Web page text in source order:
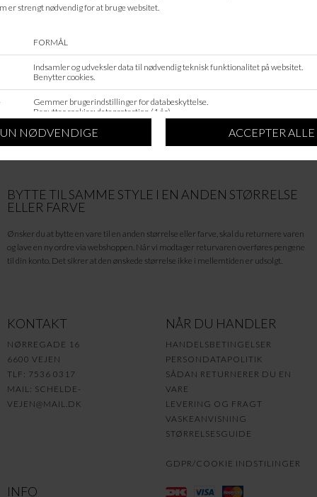
Returnering skal ske til nedenstående adresse:
6600 Vejen
OBS: Vi tager vi ikke imod returvarer sendt til en pakkeboks. Alle returvarer skal
sendes direkte til vores adresse ellers vil der blive modregnet en fragtomkostning i
returvarernes pris.
Du kan ikke fortryde ved blot at nægte modtagelse af din pakke eller lade være med at
hente den. Giv-gaver.dk vil blive pålagt en ekstra fragtomkostning. Denne
BYTTE TIL SAMME STYLE I EN ANDEN STØRRELSE
ELLER FARVE
Ønsker du at bytte en vare til en anden størrelse eller farve, skal du returnere varen
og lave en ny ordre via webshoppen. Når vi modtager returvaren overføres pengene
til din konto. Det sikrer at den ønskede størrelse ikke i mellemtiden er udsolgt.
KONTAKT
NØRREGADE 16
6600 VEJEN
TLF: 7536 0317
MAIL: SCHELDE-
VEJEN@MAIL.DK
NÅR DU HANDLER
HANDELSBETINGELSER
PERSONDATAPOLITIK
SÅDAN RETURNERER DU EN
VARE
LEVERING OG FRAGT
VASKEANVISNING
STØRRELSESGUIDE
GDPR/COOKIE INDSTILINGER
INFO